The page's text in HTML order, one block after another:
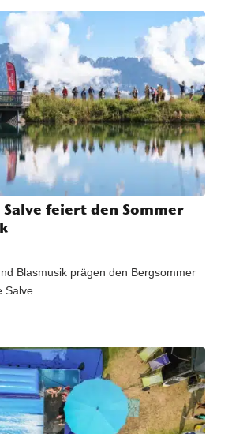
feiert den Sommer
Blasmusik prägen den Bergsommer
Salve.